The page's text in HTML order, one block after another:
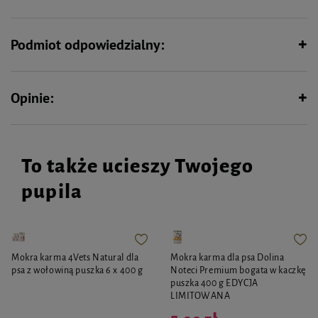
Podmiot odpowiedzialny:
Opinie:
To także ucieszy Twojego
pupila
Mokra karma 4Vets Natural dla
psa z wołowiną puszka 6 x 400 g
Mokra karma dla psa Dolina
Noteci Premium bogata w kaczkę
puszka 400 g EDYCJA
LIMITOWANA